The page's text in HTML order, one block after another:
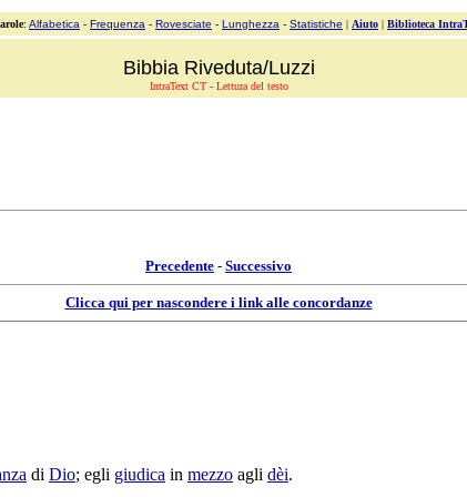
: Alfabetica - Frequenza - Rovesciate - Lunghezza - Statistiche | Aiuto | Biblioteca
Bibbia Riveduta/Luzzi
IntraText CT - Lettura del testo
Precedente - Successivo
Clicca qui per nascondere i link alle concordanze
di Dio; egli giudica in mezzo agli dèi.